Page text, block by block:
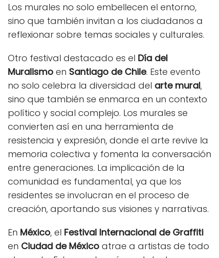
Los murales no solo embellecen el entorno,
sino que también invitan a los ciudadanos a
reflexionar sobre temas sociales y culturales.
Otro festival destacado es el Día del
Muralismo en Santiago de Chile. Este evento
no solo celebra la diversidad del arte mural,
sino que también se enmarca en un contexto
político y social complejo. Los murales se
convierten así en una herramienta de
resistencia y expresión, donde el arte revive la
memoria colectiva y fomenta la conversación
entre generaciones. La implicación de la
comunidad es fundamental, ya que los
residentes se involucran en el proceso de
creación, aportando sus visiones y narrativas.
En México, el Festival Internacional de Graffiti
en Ciudad de México atrae a artistas de todo